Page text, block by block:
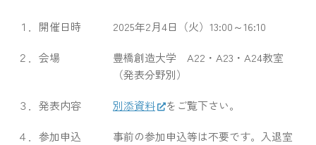
１．開催日時 2025年2月4日（火）13:00～16:10
２．会場
豊橋創造大学 A22・A23・A24教室
（発表分野別）
３．発表内容 別添資料 をご覧下さい。
４．参加申込
事前の参加申込等は不要です。入退室